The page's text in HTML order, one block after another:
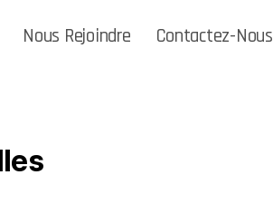
Nous Rejoindre Contactez-Nous